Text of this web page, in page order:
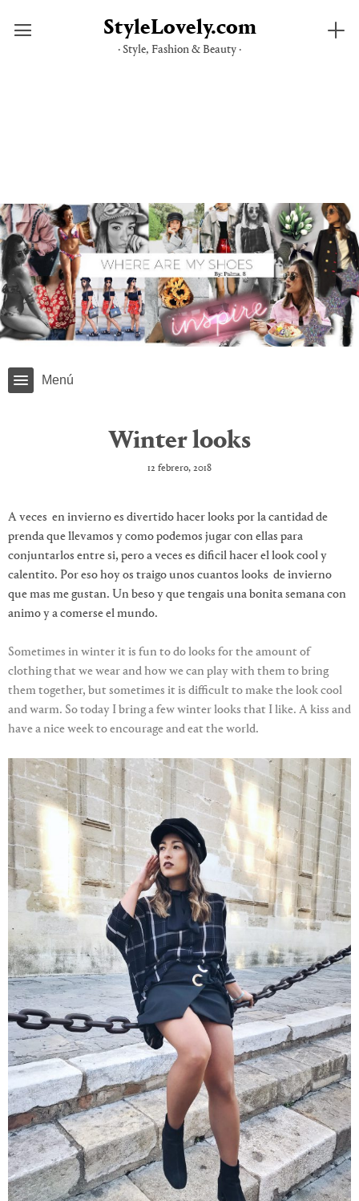
StyleLovely.com
· Style, Fashion & Beauty ·
Menú
Winter looks
12 febrero, 2018
A veces en invierno es divertido hacer looks por la cantidad de
prenda que llevamos y como podemos jugar con ellas para
conjuntarlos entre si, pero a veces es dificil hacer el look cool y
calentito. Por eso hoy os traigo unos cuantos looks de invierno
que mas me gustan. Un beso y que tengais una bonita semana con
animo y a comerse el mundo.
Sometimes in winter it is fun to do looks for the amount of
clothing that we wear and how we can play with them to bring
them together, but sometimes it is difficult to make the look cool
and warm. So today I bring a few winter looks that I like. A kiss and
have a nice week to encourage and eat the world.